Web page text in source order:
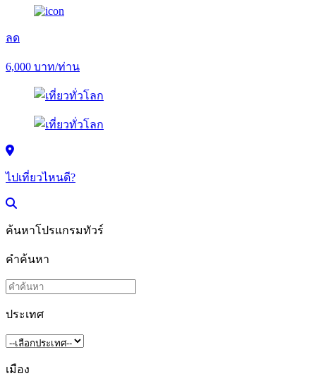
ลด
6,000 บาท/ท่าน
ไปเที่ยวไหนดี?
ค้นหาโปรแกรมทัวร์
คำค้นหา
ประเทศ
เมือง